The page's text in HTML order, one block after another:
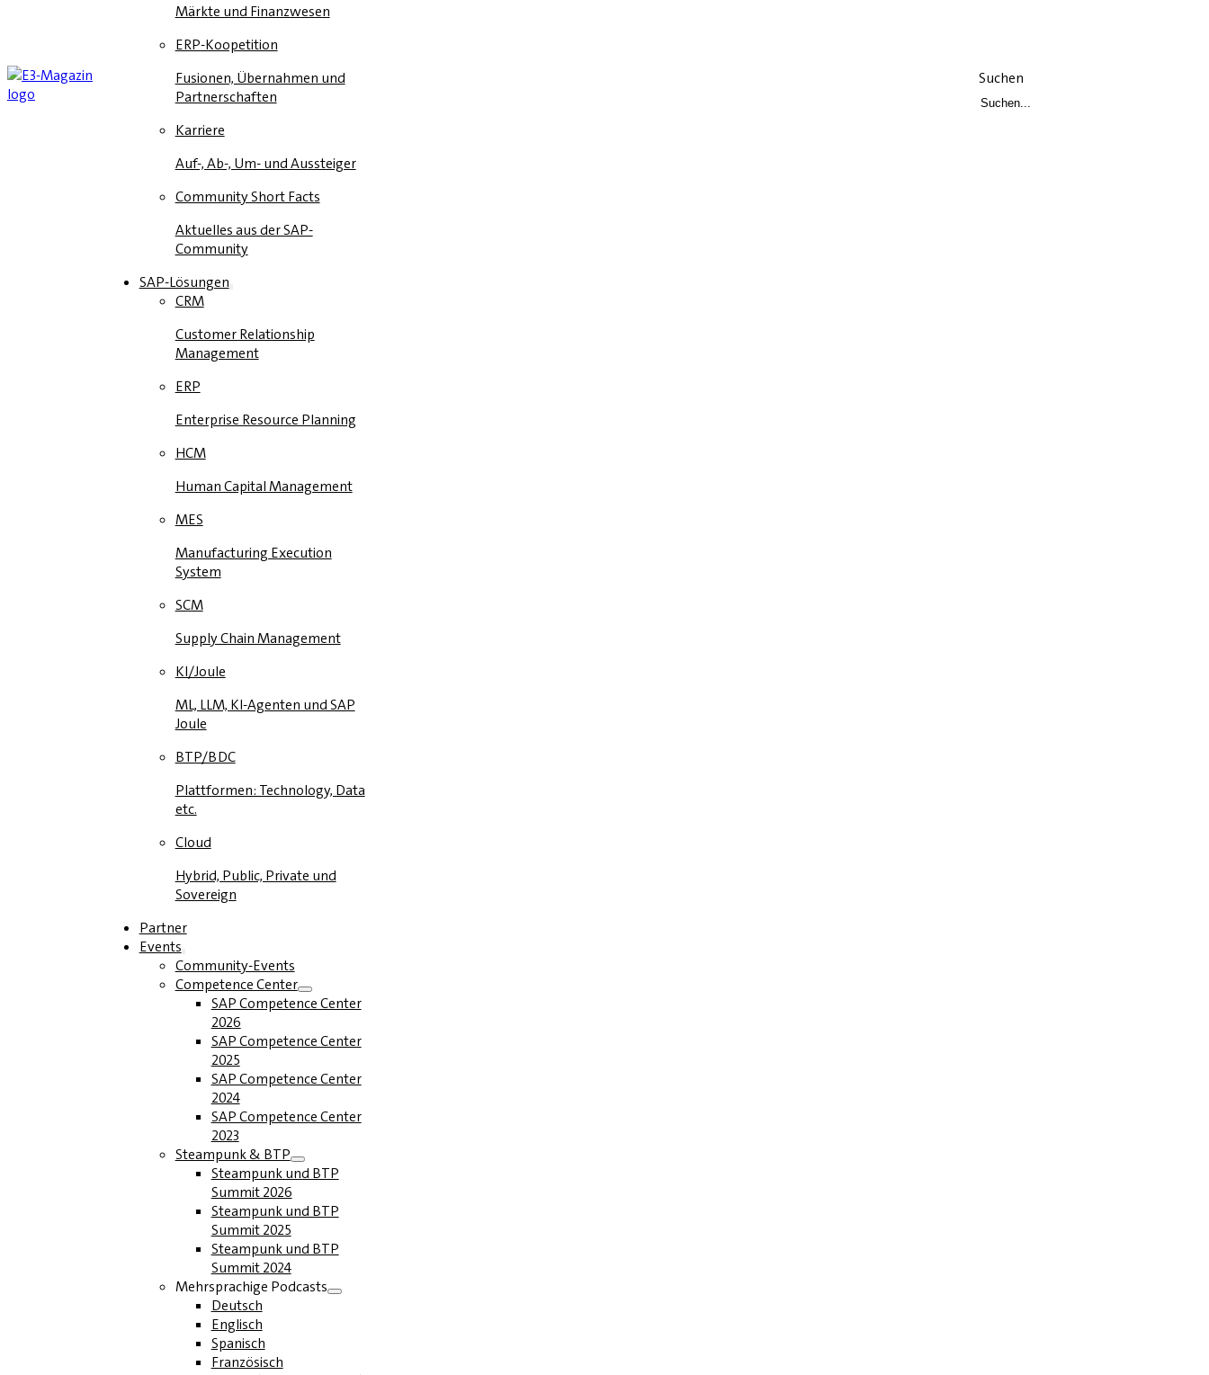
Märkte und Finanzwesen
ERP-Koopetition
Fusionen, Übernahmen und
Partnerschaften
Karriere
Auf-, Ab-, Um- und Aussteiger
Community Short Facts
Aktuelles aus der SAP-
Community
SAP-Lösungen
CRM
Customer Relationship
Management
ERP
Enterprise Resource Planning
HCM
Human Capital Management
MES
Manufacturing Execution
System
SCM
Supply Chain Management
KI/Joule
ML, LLM, KI-Agenten und SAP
Joule
BTP/BDC
Plattformen: Technology, Data
etc.
Cloud
Hybrid, Public, Private und
Sovereign
Partner
Events
Community-Events
Competence Center
SAP Competence Center
2026
SAP Competence Center
2025
SAP Competence Center
2024
SAP Competence Center
2023
Steampunk & BTP
Steampunk und BTP
Summit 2026
Steampunk und BTP
Summit 2025
Steampunk und BTP
Summit 2024
Mehrsprachige Podcasts
Deutsch
Englisch
Spanisch
Französisch
Suchen